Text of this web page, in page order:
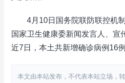
4月10日国务院联防联控机制
国家卫生健康委新闻发言人、宣
近7日，本土共新增确诊病例16例
本文由本站发布，不代表本站立场，